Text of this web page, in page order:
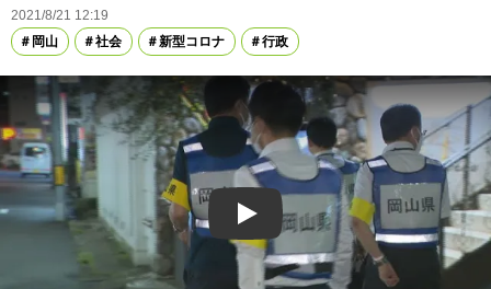
2021/8/21 12:19
岡山
社会 新型コロナ 行政
Play